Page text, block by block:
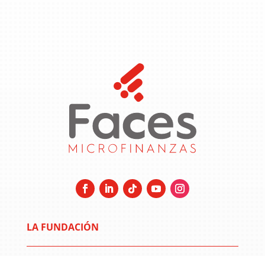
LA FUNDACIÓN